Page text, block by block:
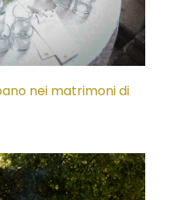
nei matrimoni di